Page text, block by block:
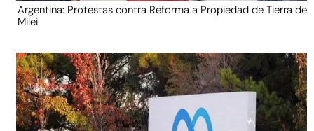
Argentina: Protestas contra Reforma a Propiedad de Tierra de
Milei